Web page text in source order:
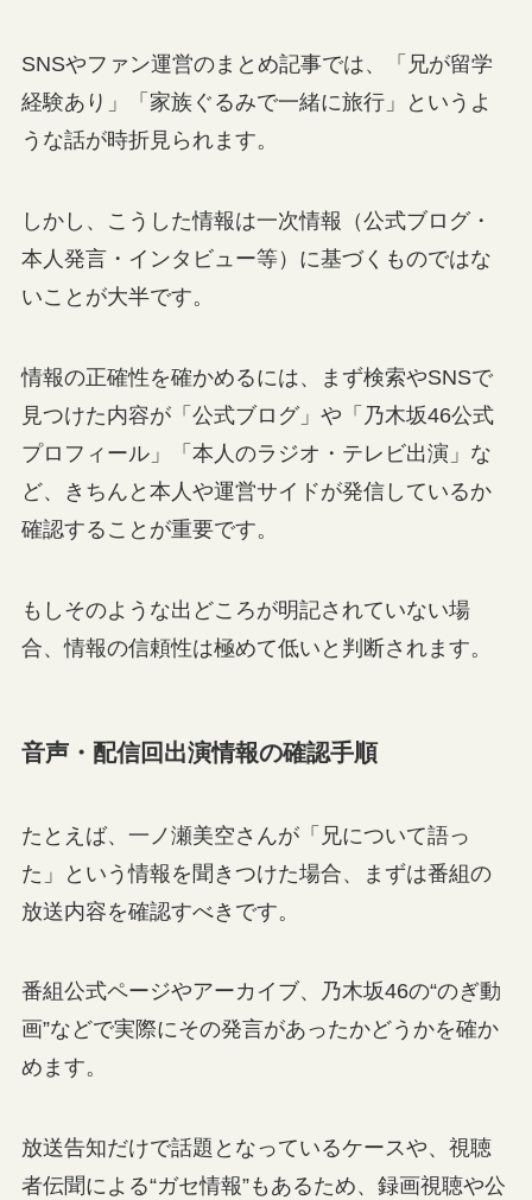
SNSやファン運営のまとめ記事では、「兄が留学
経験あり」「家族ぐるみで一緒に旅行」というよ
うな話が時折見られます。
しかし、こうした情報は一次情報（公式ブログ・
本人発言・インタビュー等）に基づくものではな
いことが大半です。
情報の正確性を確かめるには、まず検索やSNSで
見つけた内容が「公式ブログ」や「乃木坂46公式
プロフィール」「本人のラジオ・テレビ出演」な
ど、きちんと本人や運営サイドが発信しているか
確認することが重要です。
もしそのような出どころが明記されていない場
合、情報の信頼性は極めて低いと判断されます。
音声・配信回出演情報の確認手順
たとえば、一ノ瀬美空さんが「兄について語っ
た」という情報を聞きつけた場合、まずは番組の
放送内容を確認すべきです。
番組公式ページやアーカイブ、乃木坂46の“のぎ動
画”などで実際にその発言があったかどうかを確か
めます。
放送告知だけで話題となっているケースや、視聴
者伝聞による“ガセ情報”もあるため、録画視聴や公